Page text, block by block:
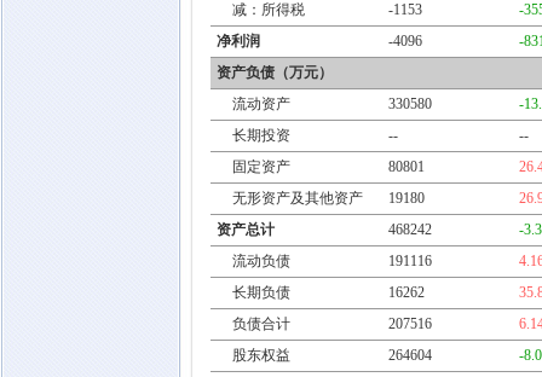
减：所得税
-1153
-
净利润
-4096
-
资产负债（万元）
流动资产
330580
-
长期投资
--
--
固定资产
80801
无形资产及其他资产
19180
资产总计
468242
-
流动负债
191116
长期负债
16262
负债合计
207516
股东权益
264604
-